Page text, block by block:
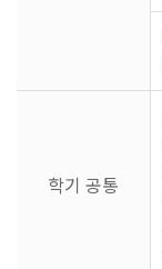
학기 공통